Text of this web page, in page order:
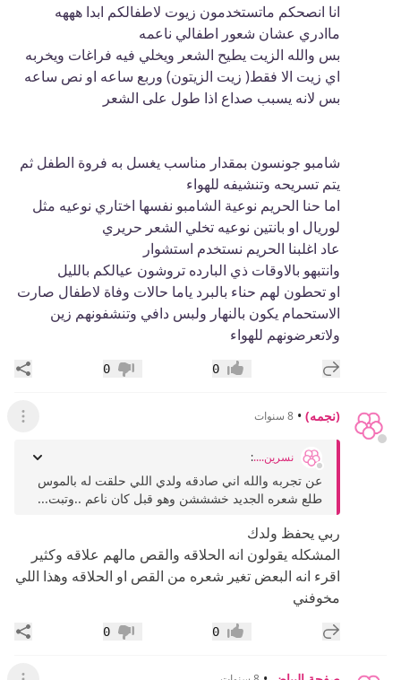
انا انصحكم ماتستخدمون زيوت لاطفالكم ابدا هههه
ماادري عشان شعور اطفالي ناعمه
بس والله الزيت يطيح الشعر ويخلي فيه فراغات ويخربه
اي زيت الا فقط( زيت الزيتون) وربع ساعه او نص ساعه
بس لانه يسبب صداع اذا طول على الشعر
شامبو جونسون بمقدار مناسب يغسل به فروة الطفل ثم
يتم تسريحه وتنشيفه للهواء
اما حنا الحريم نوعية الشامبو نفسها اختاري نوعيه مثل
لوريال او بانتين نوعيه تخلي الشعر حريري
عاد اغلبنا الحريم نستخدم استشوار
وانتبهو بالاوقات ذي البارده تروشون عيالكم بالليل
او تحطون لهم حناء بالبرد ياما حالات وفاة لاطفال صارت
الاستحمام يكون بالنهار ولبس دافي وتنشفونهم زين
ولاتعرضونهم للهواء
إضافة رد جديد إعجاب0 عدم إعجاب
0
(نجمه) • 8 سنوات عرض
نسرين....:
عن تجربه والله اني صادقه ولدي اللي حلقت له بالموس
طلع شعره الجديد خشششن وهو قبل كان ناعم ..وتبت...
ربي يحفظ ولدك
المشكله يقولون انه الحلاقه والقص مالهم علاقه وكثير
اقرء انه البعض تغير شعره من القص او الحلاقه وهذا اللي
مخوفني
إضافة رد جديد إعجاب0 عدم إعجاب
0